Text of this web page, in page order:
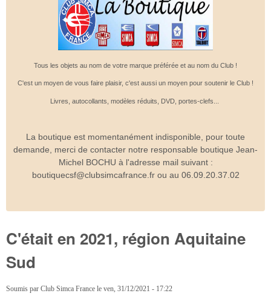
Tous les objets au nom de votre marque préférée et au nom du Club !
C'est un moyen de vous faire plaisir, c'est aussi un moyen pour soutenir le Club !
Livres, autocollants, modèles réduits, DVD, portes-clefs...
La boutique est momentanément indisponible, pour toute
demande, merci de contacter notre responsable boutique Jean-
Michel BOCHU à l'adresse mail suivant :
boutiquecsf@clubsimcafrance.fr ou au 06.09.20.37.02
C'était en 2021, région Aquitaine
Sud
Soumis par Club Simca France le ven, 31/12/2021 - 17:22